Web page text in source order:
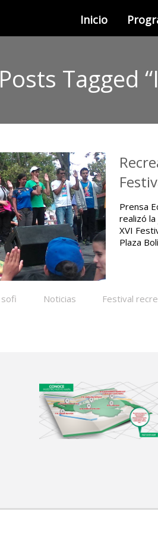
Inicio
Posts Tagged
Prensa
realizó
XVI
Plaza
sofi Noticias Festival